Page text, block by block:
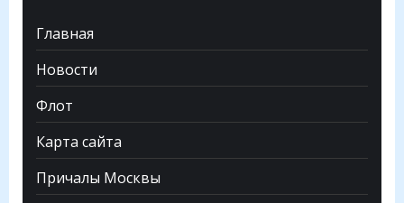
Главная
Новости
Флот
Карта сайта
Причалы Москвы